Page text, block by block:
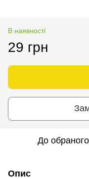
В наявності
29 грн
До обраного
Опис